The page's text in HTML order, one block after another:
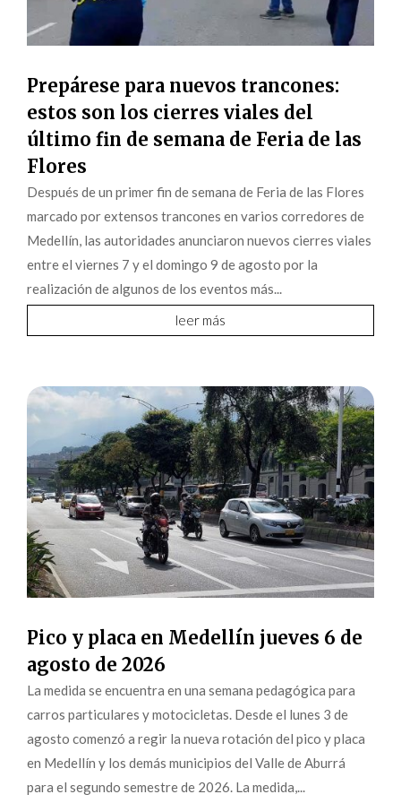
Prepárese para nuevos trancones:
estos son los cierres viales del
último fin de semana de Feria de las
Flores
Después de un primer fin de semana de Feria de las Flores
marcado por extensos trancones en varios corredores de
Medellín, las autoridades anunciaron nuevos cierres viales
entre el viernes 7 y el domingo 9 de agosto por la
realización de algunos de los eventos más...
leer más
Pico y placa en Medellín jueves 6 de
agosto de 2026
La medida se encuentra en una semana pedagógica para
carros particulares y motocicletas. Desde el lunes 3 de
agosto comenzó a regir la nueva rotación del pico y placa
en Medellín y los demás municipios del Valle de Aburrá
para el segundo semestre de 2026. La medida,...